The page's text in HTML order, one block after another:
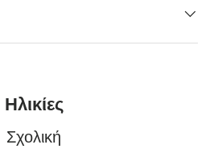
Ηλικίες
Σχολική